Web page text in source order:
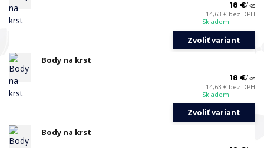
18 €/ks
14,63 € bez DPH
Skladom
Zvoliť variant
Body na krst
18 €/ks
14,63 € bez DPH
Skladom
Zvoliť variant
Body na krst